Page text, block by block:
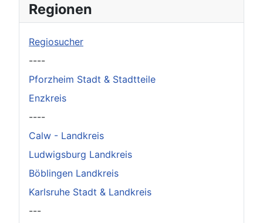
Regionen
Regiosucher
----
Pforzheim Stadt & Stadtteile
Enzkreis
----
Calw - Landkreis
Ludwigsburg Landkreis
Böblingen Landkreis
Karlsruhe Stadt & Landkreis
---